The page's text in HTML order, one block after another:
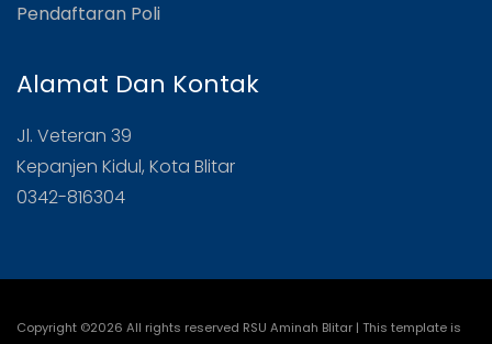
Pendaftaran Poli
Alamat Dan Kontak
Jl. Veteran 39
Kepanjen Kidul, Kota Blitar
0342-816304
Copyright ©2026 All rights reserved RSU Aminah Blitar | This template is